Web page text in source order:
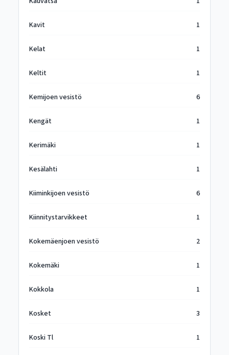
Kavit 1
Kelat 1
Keltit 1
Kemijoen vesistö 6
Kengät 1
Kerimäki 1
Kesälahti 1
Kiiminkijoen vesistö 6
Kiinnitystarvikkeet 1
Kokemäenjoen vesistö 2
Kokemäki 1
Kokkola 1
Kosket 3
Koski Tl 1